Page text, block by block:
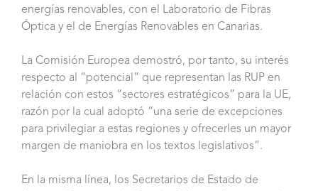
energías renovables, con el Laboratorio de Fibras
Óptica y el de Energías Renovables en Canarias.
La Comisión Europea demostró, por tanto, su interés
respecto al “potencial” que representan las RUP en
relación con estos “sectores estratégicos” para la UE,
razón por la cual adoptó “una serie de excepciones
para privilegiar a estas regiones y ofrecerles un mayor
margen de maniobra en los textos legislativos”.
En la misma línea, los Secretarios de Estado de